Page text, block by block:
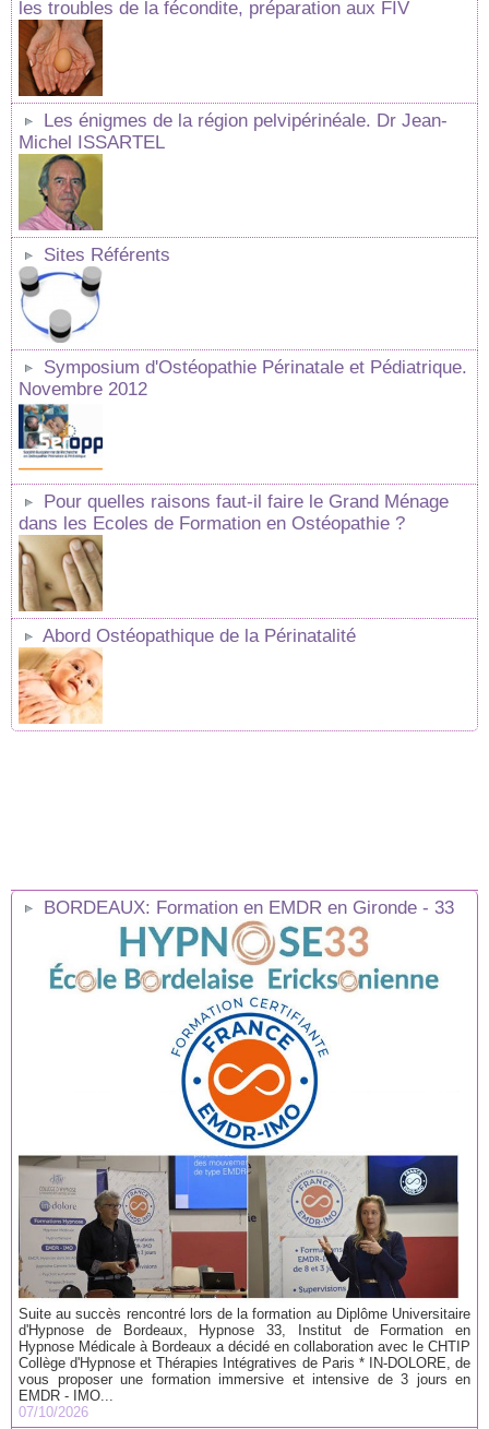
les troubles de la fécondite, préparation aux FIV
Les énigmes de la région pelvipérinéale. Dr Jean-
Michel ISSARTEL
Sites Référents
Symposium d'Ostéopathie Périnatale et Pédiatrique.
Novembre 2012
Pour quelles raisons faut-il faire le Grand Ménage
dans les Ecoles de Formation en Ostéopathie ?
Abord Ostéopathique de la Périnatalité
BORDEAUX: Formation en EMDR en Gironde - 33
Suite au succès rencontré lors de la formation au Diplôme Universitaire
d'Hypnose de Bordeaux, Hypnose 33, Institut de Formation en
Hypnose Médicale à Bordeaux a décidé en collaboration avec le CHTIP
Collège d'Hypnose et Thérapies Intégratives de Paris * IN-DOLORE, de
vous proposer une formation immersive et intensive de 3 jours en
EMDR - IMO...
07/10/2026